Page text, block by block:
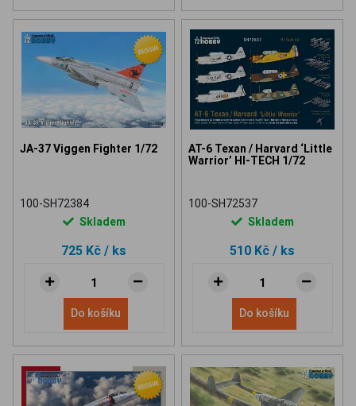
JA-37 Viggen Fighter 1/72
100-SH72384
Skladem
725 Kč / ks
Do košíku
AT-6 Texan / Harvard ‘Little
Warrior’ HI-TECH 1/72
100-SH72537
Skladem
510 Kč / ks
Do košíku